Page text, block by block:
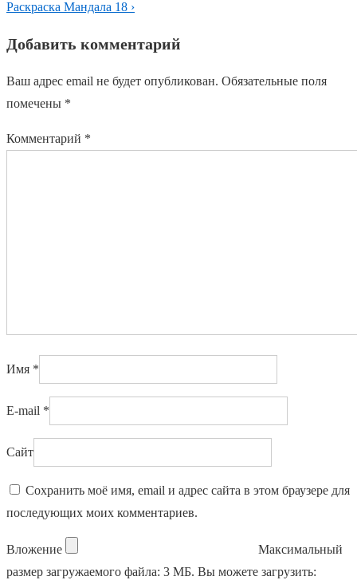
по
записям
пост
Следующий
Раскраска Мандала 18 ›
Добавить комментарий
Ваш адрес email не будет опубликован. Обязательные поля
помечены *
Комментарий *
Имя *
E-mail *
Сайт
Сохранить моё имя, email и адрес сайта в этом браузере для
последующих моих комментариев.
Вложение
Максимальный
размер загружаемого файла: 3 МБ. Вы можете загрузить: